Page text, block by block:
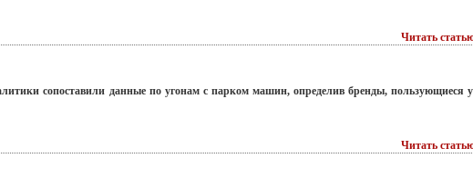
Читать
сопоставили данные по угонам с парком машин, определив бренды, пользующиеся
Читать